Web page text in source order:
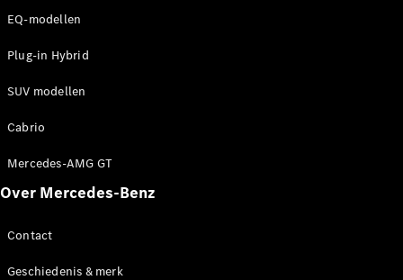
E-Klasse
Estate
E-Klasse
All-Terrain
Hatchback
EQ-modellen
Plug-in Hybrid
SUV modellen
Cabrio
Mercedes-AMG GT
Over Mercedes-Benz
Contact
Geschiedenis & merk